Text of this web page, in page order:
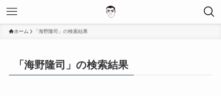
ホーム 「海野隆司」の検索結果
「海野隆司」の検索結果